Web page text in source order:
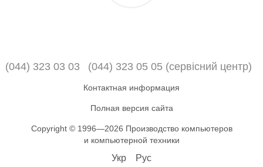
(044) 323 03 03 (044) 323 05 05 (сервісний центр)
Контактная информация
Полная версия сайта
Copyright © 1996—2026 Производство компьютеров
и компьютерной техники
Укр Рус